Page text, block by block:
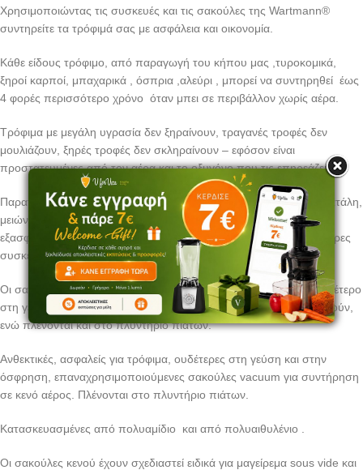
Χρησιμοποιώντας τις συσκευές και τις σακούλες της Wartmann®
συντηρείτε τα τρόφιμά σας με ασφάλεια και οικονομία.
Κάθε είδους τρόφιμο, από παραγωγή του κήπου μας ,τυροκομικά,
ξηροί καρποί, μπαχαρικά , όσπρια ,αλεύρι , μπορεί να συντηρηθεί έως
4 φορές περισσότερο χρόνο όταν μπει σε περιβάλλον χωρίς αέρα.
Τρόφιμα με μεγάλη υγρασία δεν ξηραίνουν, τραγανές τροφές δεν
μουλιάζουν, ξηρές τροφές δεν σκληραίνουν – εφόσον είναι
προστατευμένες από τον αέρα και το οξυγόνο που τις επηρεάζει.
Παρατείνοντας τη διάρκεια ζωής των τροφίμων περιορίζεται η σπατάλη,
μειώνονται τα έξοδα στα ψώνια και στο φαγητό από έξω, ενώ
εξασφαλίζεται επιπλέον κέρδος από τις οικονομικότερες, μεγαλύτερες
συσκευασίες.
Οι σακούλες της Wartmann είναι κατασκευασμένες από υλικό ουδέτερο
στη γεύση και στη μυρωδιά, και μπορούν να επαναχρησιμοποιηθούν,
ενώ πλένονται και στο πλυντήριο πιάτων.
Ανθεκτικές, ασφαλείς για τρόφιμα, ουδέτερες στη γεύση και στην
όσφρηση, επαναχρησιμοποιούμενες σακούλες vacuum για συντήρηση
σε κενό αέρος. Πλένονται στο πλυντήριο πιάτων.
Κατασκευασμένες από πολυαμίδιο και από πολυαιθυλένιο .
Οι σακούλες κενού έχουν σχεδιαστεί ειδικά για μαγείρεμα sous vide και